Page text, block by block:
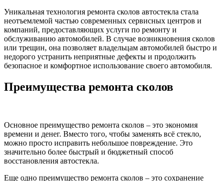
Уникальная технология ремонта сколов автостекла стала
неотъемлемой частью современных сервисных центров и
компаний, предоставляющих услуги по ремонту и
обслуживанию автомобилей. В случае возникновения сколов
или трещин, она позволяет владельцам автомобилей быстро и
недорого устранить неприятные дефекты и продолжить
безопасное и комфортное использование своего автомобиля.
Преимущества ремонта сколов
Основное преимущество ремонта сколов – это экономия
времени и денег. Вместо того, чтобы заменять всё стекло,
можно просто исправить небольшое повреждение. Это
значительно более быстрый и бюджетный способ
восстановления автостекла.
Еще одно преимущество ремонта сколов – это сохранение